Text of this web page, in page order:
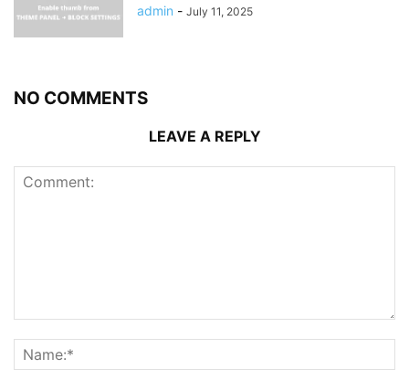
admin - July 11, 2025
NO COMMENTS
LEAVE A REPLY